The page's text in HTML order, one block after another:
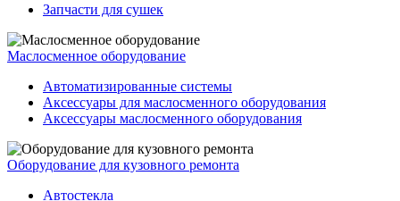
Запчасти для сушек
Маслосменное оборудование
Автоматизированные системы
Аксессуары для маслосменного оборудования
Аксессуары маслосменного оборудования
Оборудование для кузовного ремонта
Автостекла